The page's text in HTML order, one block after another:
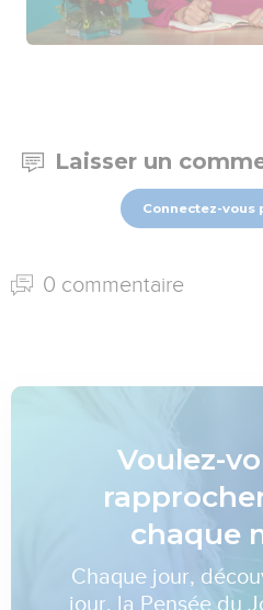
Laisser un
Connectez-vous
0 commentaire
Voulez-
chaque
Chaque jour,
jour, la Pensée du